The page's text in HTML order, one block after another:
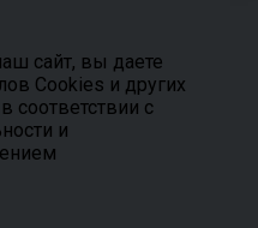
сайт, вы даете
Cookies и других
соответствии с
и